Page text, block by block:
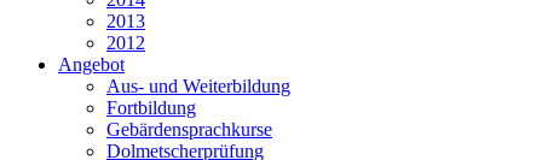
2013
2012
Angebot
Aus- und Weiterbildung
Fortbildung
Gebärdensprachkurse
Dolmetscherprüfung